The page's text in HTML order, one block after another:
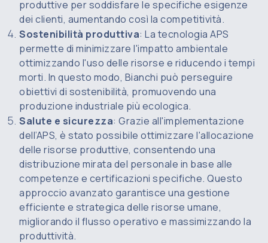
produttive per soddisfare le specifiche esigenze
dei clienti, aumentando così la competitività.
Sostenibilità produttiva: La tecnologia APS
permette di minimizzare l'impatto ambientale
ottimizzando l'uso delle risorse e riducendo i tempi
morti. In questo modo, Bianchi può perseguire
obiettivi di sostenibilità, promuovendo una
produzione industriale più ecologica.
Salute e sicurezza: Grazie all'implementazione
dell’APS, è stato possibile ottimizzare l'allocazione
delle risorse produttive, consentendo una
distribuzione mirata del personale in base alle
competenze e certificazioni specifiche. Questo
approccio avanzato garantisce una gestione
efficiente e strategica delle risorse umane,
migliorando il flusso operativo e massimizzando la
produttività.